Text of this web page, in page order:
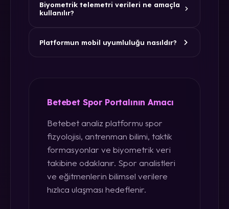
Biyometrik telemetri verileri ne amaçla
kullanılır?
Platformun mobil uyumluluğu nasıldır?
Betebet Spor Portalının Amacı
Betebet analiz platformu spor
fizyolojisi, antrenman bilimi, taktik
formasyonlar ve biyometrik veri
takibine odaklanır. Spor analistleri
ve eğitmenlerin bilimsel verilere
hızlıca ulaşması hedeflenir.